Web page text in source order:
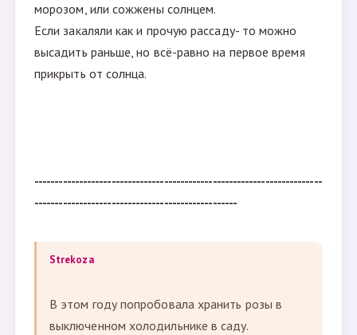
морозом, или сожжены солнцем.
Если закаляли как и прочую рассаду- то можно
высадить раньше, но всё-равно на первое время
прикрыть от солнца.
-----------------------------------------------------------------------
--------------------------------------------------
Strekoza
В этом году попробовала хранить розы в
выключенном холодильнике в саду.